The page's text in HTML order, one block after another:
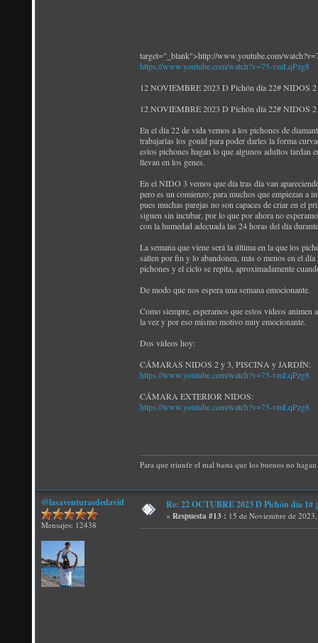
target="_blank">http://www.youtube.com/
https://www.youtube.com/watch?v=75-vmLqPzg8
12 NOVIEMBRE 2023 D Pichón día 22# NIDOS 2
12 NOVIEMBRE 2023 D Pichón día 22# NIDOS 2
En el día 22 de vida vemos a los pichones de
trabajarlas los gould para poder darles la forma
estos pichones hagan lo que algunos adultos tardan
llevan en los genes.
En el NIDO 3 vemos que día tras día van
pero es un comienzo; para muchos que empiezan a
pues muchas parejas no son capaces de criar en el
siguen sin incubar, por lo que por ahora no
con la humedad adecuada las 24 horas del día
La semana que viene será la última en la que los
salten por fin y lo abandonen, más o menos en el
pichones y el ciclo se repita, aproximadamente
De modo que nos espera una semana emocionante.
Como siempre, esperamos que estos vídeos
la vez y por eso mismo motivo muy emocionante.
Dos vídeos hoy:
CÁMARAS NIDOS 2 y 3, PISCINA y JARDÍN:
https://www.youtube.com/watch?v=75-vmLqPzg8
CÁMARA EXTERIOR NIDOS:
https://www.youtube.com/watch?v=75-vmLqPzg8
Para que triunfe el mal basta que los buenos no
@lasaventurasdedavid
Mensajes: 12438
Re: 22 OCTUBRE 2023 D Pichón día
« Respuesta #13 : 15 de Noviembre de